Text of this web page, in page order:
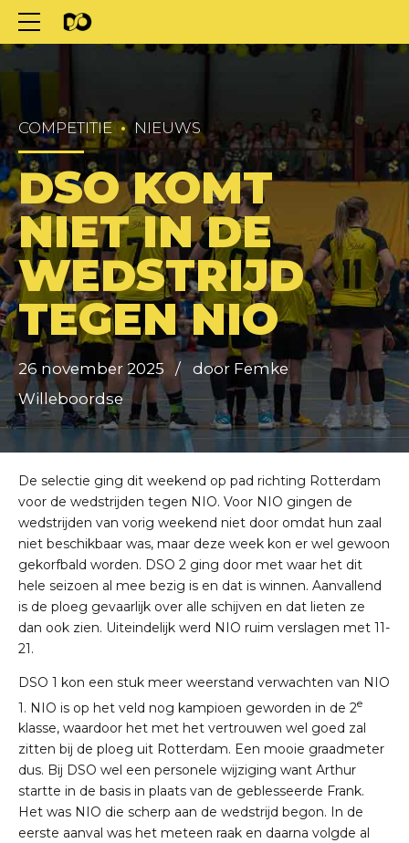
COMPETITIE NIEUWS
DSO KOMT
NIET IN DE
WEDSTRIJD
TEGEN NIO
26 november 2025
door Femke
Willeboordse
De selectie ging dit weekend op pad richting Rotterdam
voor de wedstrijden tegen NIO. Voor NIO gingen de
wedstrijden van vorig weekend niet door omdat hun zaal
niet beschikbaar was, maar deze week kon er wel gewoon
gekorfbald worden. DSO 2 ging door met waar het dit
hele seizoen al mee bezig is en dat is winnen. Aanvallend
is de ploeg gevaarlijk over alle schijven en dat lieten ze
dan ook zien. Uiteindelijk werd NIO ruim verslagen met 11-
21.
DSO 1 kon een stuk meer weerstand verwachten van NIO
1. NIO is op het veld nog kampioen geworden in de 2e
klasse, waardoor het met het vertrouwen wel goed zal
zitten bij de ploeg uit Rotterdam. Een mooie graadmeter
dus. Bij DSO wel een personele wijziging want Arthur
startte in de basis in plaats van de geblesseerde Frank.
Het was NIO die scherp aan de wedstrijd begon. In de
eerste aanval was het meteen raak en daarna volgde al